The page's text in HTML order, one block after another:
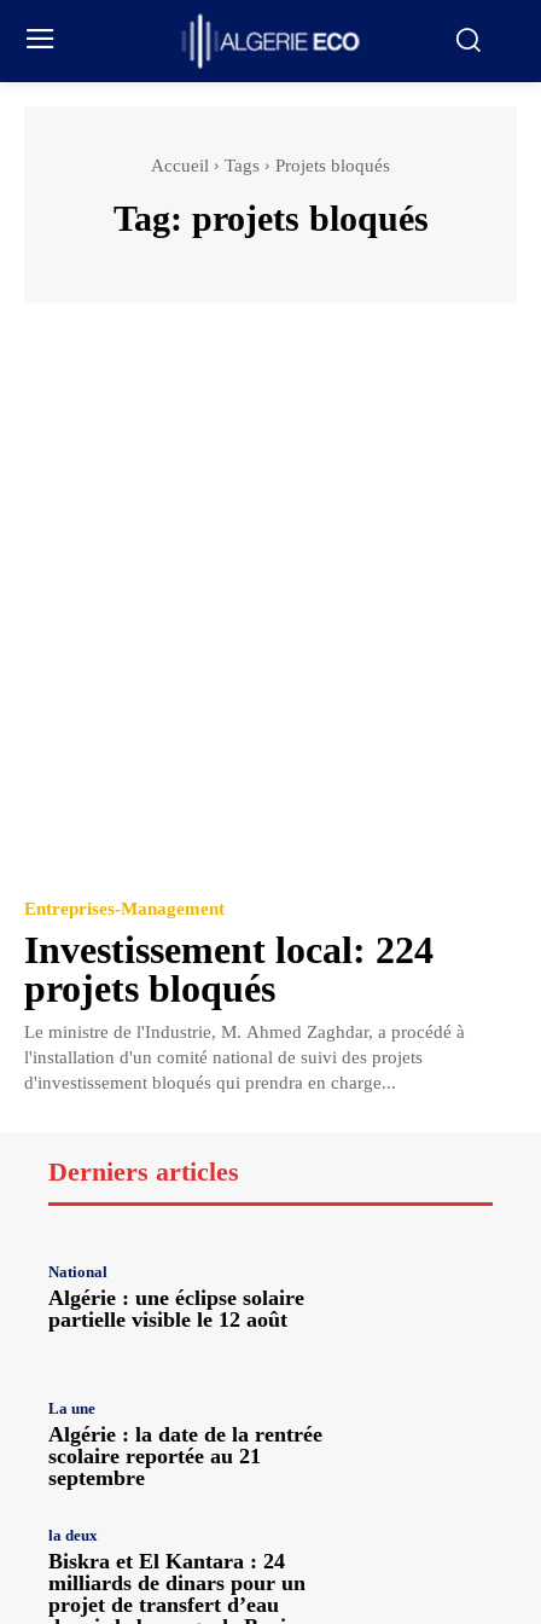
Accueil Tags Projets bloqués
Tag: projets bloqués
Entreprises-Management
Investissement local: 224
projets bloqués
Le ministre de l'Industrie, M. Ahmed Zaghdar, a procédé à
l'installation d'un comité national de suivi des projets
d'investissement bloqués qui prendra en charge...
Derniers articles
National
Algérie : une éclipse solaire
partielle visible le 12 août
La une
Algérie : la date de la rentrée
scolaire reportée au 21
septembre
la deux
Biskra et El Kantara : 24
milliards de dinars pour un
projet de transfert d’eau